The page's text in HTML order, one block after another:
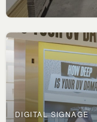
DIGITAL SIGNAGE